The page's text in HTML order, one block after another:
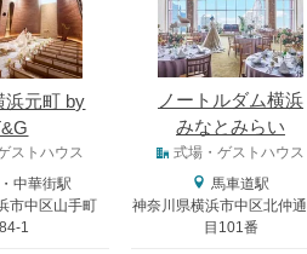
浜元町 by
ノートルダム横浜
みなとみらい
ストハウス 式場・ゲストハウス
中華街駅
市中区山手町
1
馬車道駅
神奈川県横浜市中区北仲
目101番